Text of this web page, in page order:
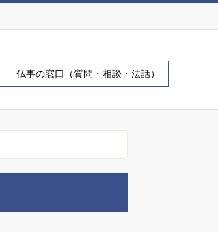
仏事の窓口（質問・相談・法話）